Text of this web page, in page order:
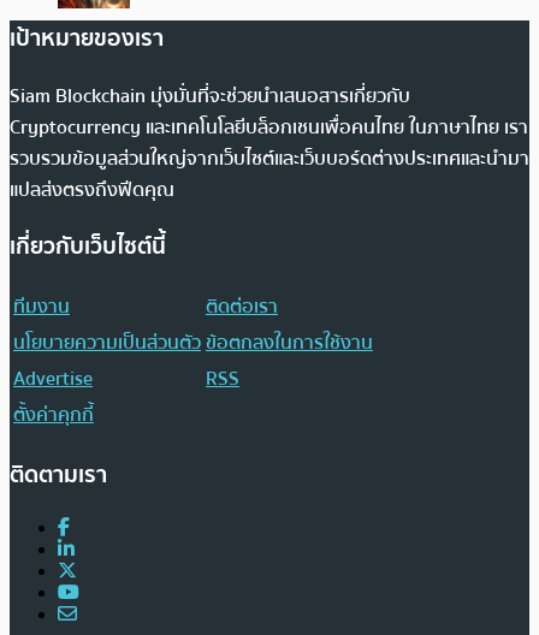
เป้าหมายของเรา
Siam Blockchain มุ่งมั่นที่จะช่วยนำเสนอสารเกี่ยวกับ
Cryptocurrency และเทคโนโลยีบล็อกเชนเพื่อคนไทย ในภาษาไทย เรา
รวบรวมข้อมูลส่วนใหญ่จากเว็บไซต์และเว็บบอร์ดต่างประเทศและนำมา
แปลส่งตรงถึงฟีดคุณ
เกี่ยวกับเว็บไซต์นี้
ทีมงาน
ติดต่อเรา
นโยบายความเป็นส่วนตัวข้อตกลงในการใช้งาน
Advertise
RSS
ตั้งค่าคุกกี้
ติดตามเรา